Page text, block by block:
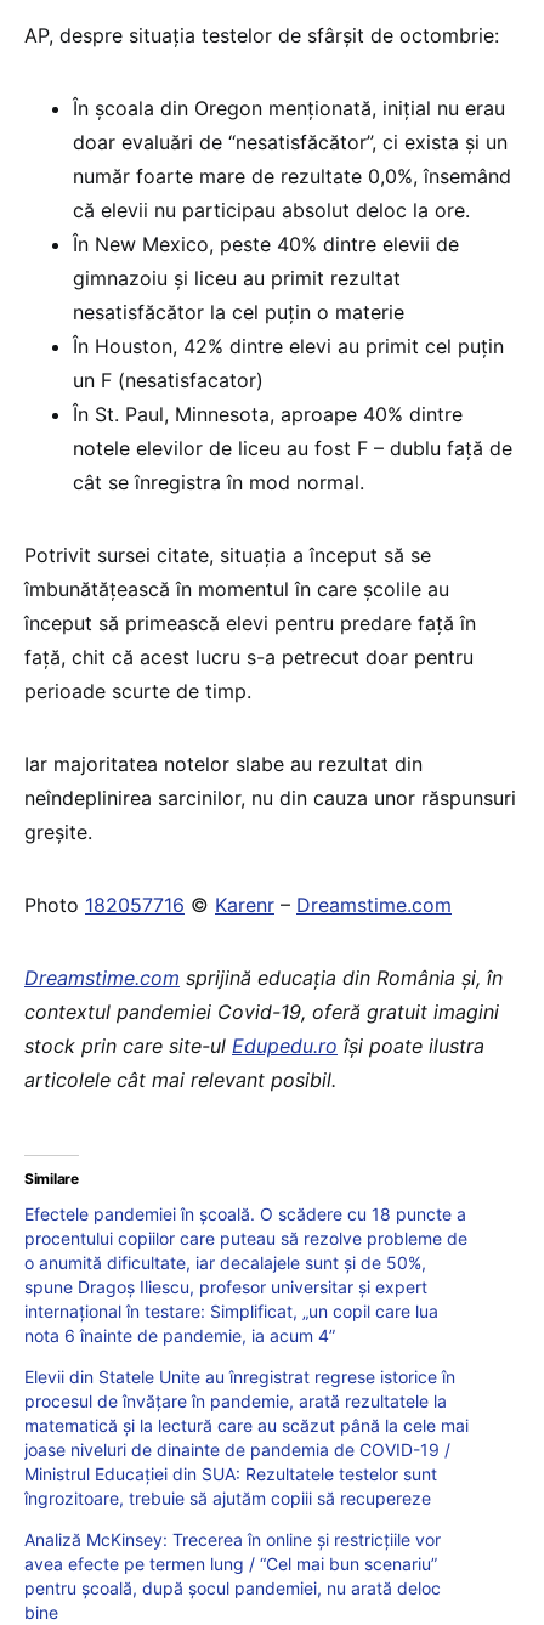
AP, despre situația testelor de sfârșit de octombrie:
În școala din Oregon menționată, inițial nu erau
doar evaluări de “nesatisfăcător”, ci exista și un
număr foarte mare de rezultate 0,0%, însemând
că elevii nu participau absolut deloc la ore.
În New Mexico, peste 40% dintre elevii de
gimnazoiu și liceu au primit rezultat
nesatisfăcător la cel puțin o materie
În Houston, 42% dintre elevi au primit cel puțin
un F (nesatisfacator)
În St. Paul, Minnesota, aproape 40% dintre
notele elevilor de liceu au fost F – dublu față de
cât se înregistra în mod normal.
Potrivit sursei citate, situația a început să se
îmbunătățească în momentul în care școlile au
început să primească elevi pentru predare față în
față, chit că acest lucru s-a petrecut doar pentru
perioade scurte de timp.
Iar majoritatea notelor slabe au rezultat din
neîndeplinirea sarcinilor, nu din cauza unor răspunsuri
greșite.
Photo 182057716 © Karenr – Dreamstime.com
Dreamstime.com sprijină educaţia din România şi, în
contextul pandemiei Covid-19, oferă gratuit imagini
stock prin care site-ul Edupedu.ro îşi poate ilustra
articolele cât mai relevant posibil.
Similare
Efectele pandemiei în școală. O scădere cu 18 puncte a
procentului copiilor care puteau să rezolve probleme de
o anumită dificultate, iar decalajele sunt și de 50%,
spune Dragoș Iliescu, profesor universitar și expert
internațional în testare: Simplificat, „un copil care lua
nota 6 înainte de pandemie, ia acum 4”
Elevii din Statele Unite au înregistrat regrese istorice în
procesul de învățare în pandemie, arată rezultatele la
matematică și la lectură care au scăzut până la cele mai
joase niveluri de dinainte de pandemia de COVID-19 /
Ministrul Educației din SUA: Rezultatele testelor sunt
îngrozitoare, trebuie să ajutăm copiii să recupereze
Analiză McKinsey: Trecerea în online și restricțiile vor
avea efecte pe termen lung / “Cel mai bun scenariu”
pentru școală, după șocul pandemiei, nu arată deloc
bine